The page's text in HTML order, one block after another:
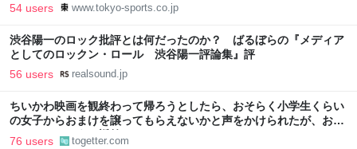
54 users www.tokyo-sports.co.jp
渋谷陽一のロック批評とは何だったのか？ ばるぼらの『メディア
としてのロックン・ロール 渋谷陽一評論集』評
56 users realsound.jp
ちいかわ映画を観終わって帰ろうとしたら、おそらく小学生くらい
の女子からおまけを譲ってもらえないかと声をかけられたが、おっ
さんはこのように返答しました
76 users togetter.com